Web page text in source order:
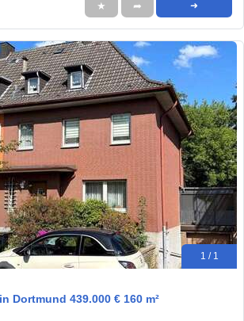
★ ➦ ➜
1 / 1
Dortmund 439.000 € 160 m²